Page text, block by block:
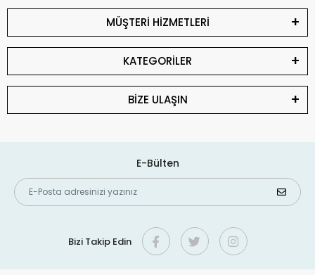
MÜŞTERİ HİZMETLERİ
KATEGORİLER
BİZE ULAŞIN
E-Bülten
Bizi Takip Edin